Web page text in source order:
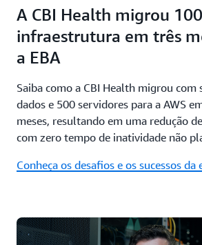
A CBI Health migrou
infraestrutura em três
a EBA
Saiba como a CBI Health migrou com
dados e 500 servidores para a AWS
meses, resultando em uma redução
com zero tempo de inatividade não
Conheça os desafios e os sucessos da